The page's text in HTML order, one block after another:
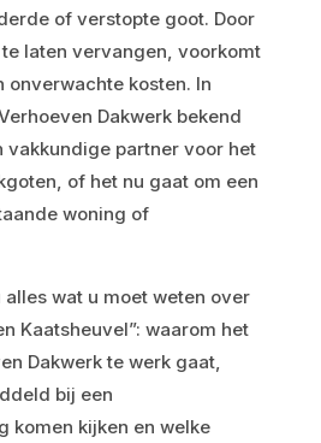
of verstopte goot. Door
laten vervangen, voorkomt
onverwachte kosten. In
Dakwerk bekend
vakkundige partner voor het
of het nu gaat om een
woning of
wat u moet weten over
Kaatsheuvel”: waarom het
Dakwerk te werk gaat,
bij een
komen kijken en welke